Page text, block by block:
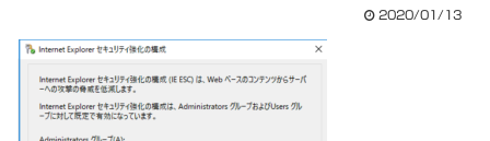
2020/01/13